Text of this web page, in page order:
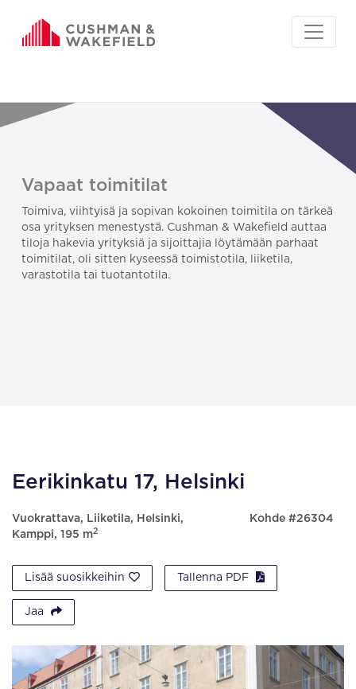
Vapaat toimitilat
Toimiva, viihtyisä ja sopivan kokoinen toimitila on tärkeä
osa yrityksen menestystä. Cushman & Wakefield auttaa
tiloja hakevia yrityksiä ja sijoittajia löytämään parhaat
toimitilat, oli sitten kyseessä toimistotila, liiketila,
varastotila tai tuotantotila.
Eerikinkatu 17, Helsinki
Vuokrattava, Liiketila, Helsinki,
Kamppi, 195 m2
Kohde #26304
Lisää suosikkeihin Tallenna PDF
Jaa